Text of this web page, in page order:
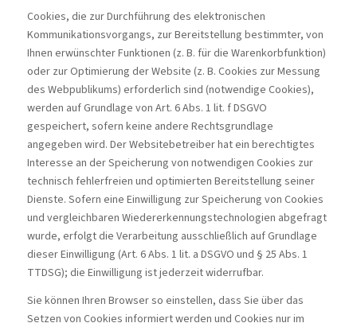
Cookies, die zur Durchführung des elektronischen
Kommunikationsvorgangs, zur Bereitstellung bestimmter, von
Ihnen erwünschter Funktionen (z. B. für die Warenkorbfunktion)
oder zur Optimierung der Website (z. B. Cookies zur Messung
des Webpublikums) erforderlich sind (notwendige Cookies),
werden auf Grundlage von Art. 6 Abs. 1 lit. f DSGVO
gespeichert, sofern keine andere Rechtsgrundlage
angegeben wird. Der Websitebetreiber hat ein berechtigtes
Interesse an der Speicherung von notwendigen Cookies zur
technisch fehlerfreien und optimierten Bereitstellung seiner
Dienste. Sofern eine Einwilligung zur Speicherung von Cookies
und vergleichbaren Wiedererkennungstechnologien abgefragt
wurde, erfolgt die Verarbeitung ausschließlich auf Grundlage
dieser Einwilligung (Art. 6 Abs. 1 lit. a DSGVO und § 25 Abs. 1
TTDSG); die Einwilligung ist jederzeit widerrufbar.
Sie können Ihren Browser so einstellen, dass Sie über das
Setzen von Cookies informiert werden und Cookies nur im